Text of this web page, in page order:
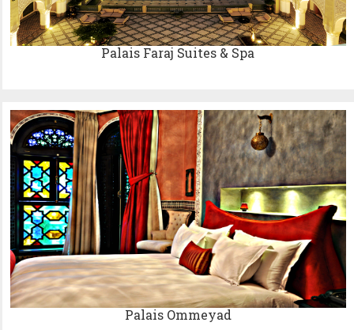
Palais Faraj Suites & Spa
Palais Ommeyad